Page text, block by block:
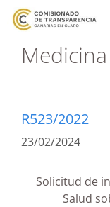
R523/2022
23/02/2024
Solicitud de
Salud